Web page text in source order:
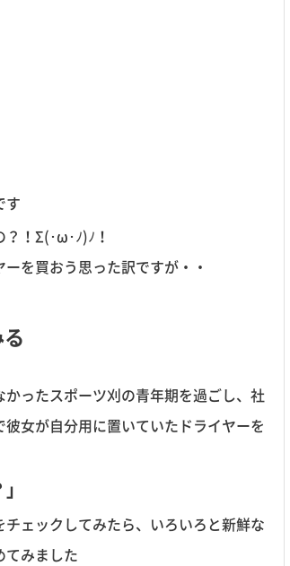
す
！Σ(･ω･ﾉ)ﾉ！
を買おう思った訳ですが・・
ったスポーツ刈の青年期を過ごし、社
女が自分用に置いていたドライヤーを
ェックしてみたら、いろいろと新鮮な
てみました